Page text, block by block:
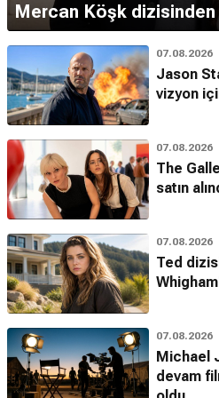
Mercan Köşk
07.08.2026
Jason
vizyon
07.08.2026
The
satın
07.08.2026
Ted
07.08.2026
Michael
devam